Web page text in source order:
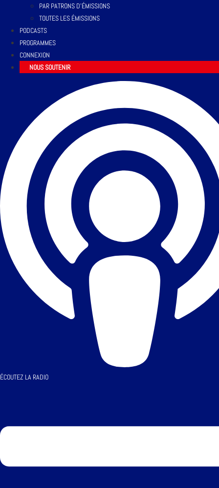
PAR PATRONS D’ÉMISSIONS
TOUTES LES ÉMISSIONS
PODCASTS
PROGRAMMES
CONNEXION
NOUS SOUTENIR
ÉCOUTEZ LA RADIO